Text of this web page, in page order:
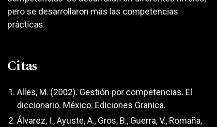
pero se desarrollaron más las competencias
prácticas.
Citas
Alles, M. (2002). Gestión por competencias. El
diccionario. México: Ediciones Granica.
Álvarez, I., Ayuste, A., Gros, B., Guerra, V., Romaña,